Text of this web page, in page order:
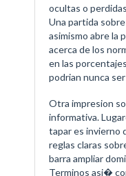
ocultas o
Una partida
asimismo abre la
acerca de los
en las
podrian nunca
Otra impresion
informativa.
tapar es invierno
reglas claras
barra ampliar
Terminos asi�